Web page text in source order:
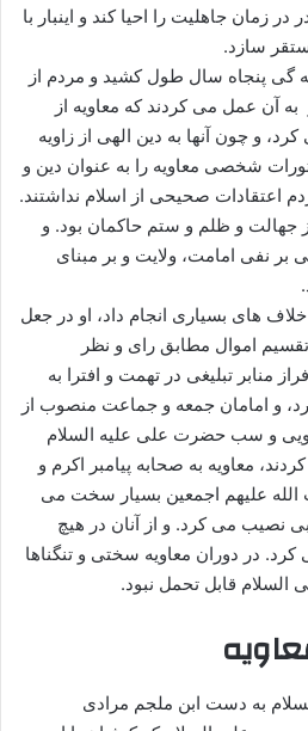
زمان جاهلیت را احیا کند و اینبار با
سازد.
گی پنجاه سال طول کشید و مردم از
آن عمل می کردند که معاویه از
و چون آنها به دین الهی از زاویه
شخصی معاویه را به عنوان دین و
اعتقادات صحیحی از اسلام نداشتند.
جهالت و ظلم و ستم حاکمان بود. و
نفی امامت، ولایت و بر مبنای
های بسیاری انجام داد، او در جعل
اموال مطابق رای و نظر
منابر تبلیغی در تهمت و افترا به
و امامان جمعه و جماعت منصوب از
و سب حضرت علی علیه السلام
معاویه به صحابه پیامبر اکرم و
الله علیهم اجمعین بسیار سخت می
نصیب می کرد. و از آنان در هیچ
در دوران معاویه سختی و تنگناها
السلام قابل تحمل نبود.
به دست ابن ملجم مرادی